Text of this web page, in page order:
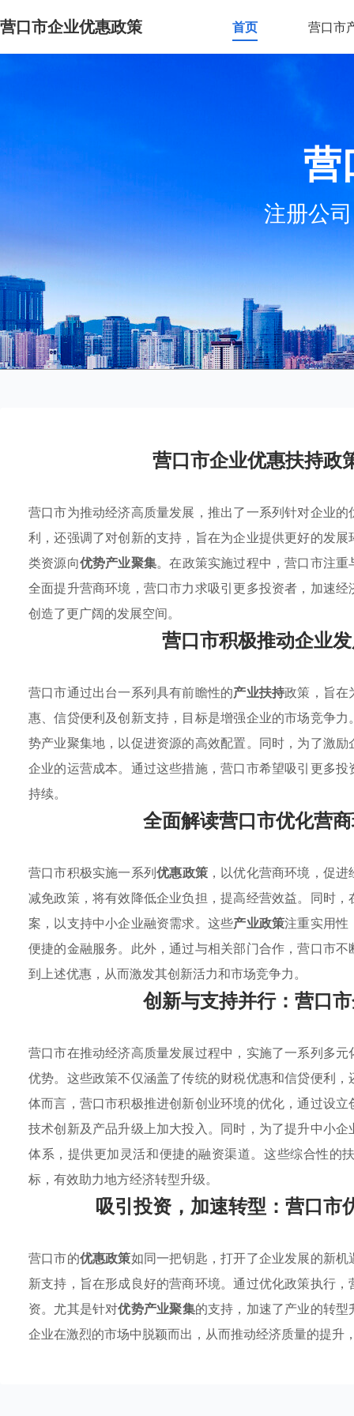
营口市企业优惠政策 首页 营口市
营
注册公
营口市企业优惠扶持政
营口市为推动经济高质量发展，推出了一系列针对企业
利，还强调了对创新的支持，旨在为企业提供更好的发
类资源向优势产业聚集。在政策实施过程中，营口市注
全面提升营商环境，营口市力求吸引更多投资者，加速
创造了更广阔的发展空间。
营口市积极推动企业
营口市通过出台一系列具有前瞻性的产业扶持政策，旨在
惠、信贷便利及创新支持，目标是增强企业的市场竞争力
势产业聚集地，以促进资源的高效配置。同时，为了激
企业的运营成本。通过这些措施，营口市希望吸引更多
持续。
全面解读营口市优化营
营口市积极实施一系列优惠政策，以优化营商环境，促
减免政策，将有效降低企业负担，提高经营效益。同时
案，以支持中小企业融资需求。这些产业政策注重实用性
便捷的金融服务。此外，通过与相关部门合作，营口市
到上述优惠，从而激发其创新活力和市场竞争力。
创新与支持并行：营口
营口市在推动经济高质量发展过程中，实施了一系列多元
优势。这些政策不仅涵盖了传统的财税优惠和信贷便利，
体而言，营口市积极推进创新创业环境的优化，通过设
技术创新及产品升级上加大投入。同时，为了提升中小
体系，提供更加灵活和便捷的融资渠道。这些综合性的
标，有效助力地方经济转型升级。
吸引投资，加速转型：营口市
营口市的优惠政策如同一把钥匙，打开了企业发展的新
新支持，旨在形成良好的营商环境。通过优化政策执行
资。尤其是针对优势产业聚集的支持，加速了产业的转
企业在激烈的市场中脱颖而出，从而推动经济质量的提升